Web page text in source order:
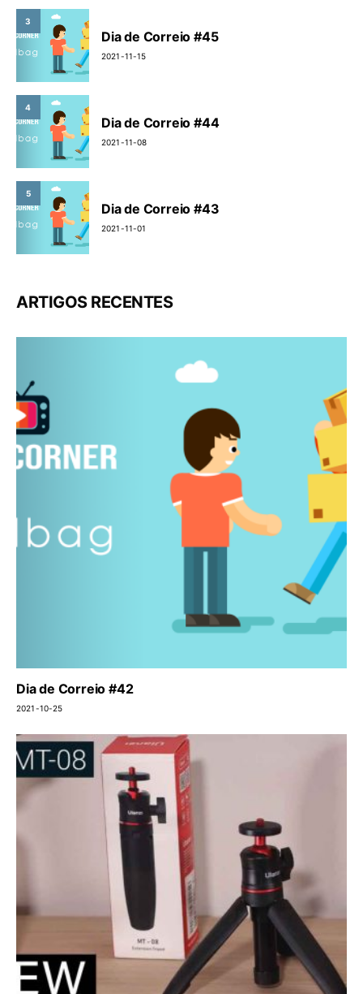
3
Dia de Correio #45
2021-11-15
4
Dia de Correio #44
2021-11-08
5
Dia de Correio #43
2021-11-01
ARTIGOS RECENTES
Dia de Correio #42
2021-10-25